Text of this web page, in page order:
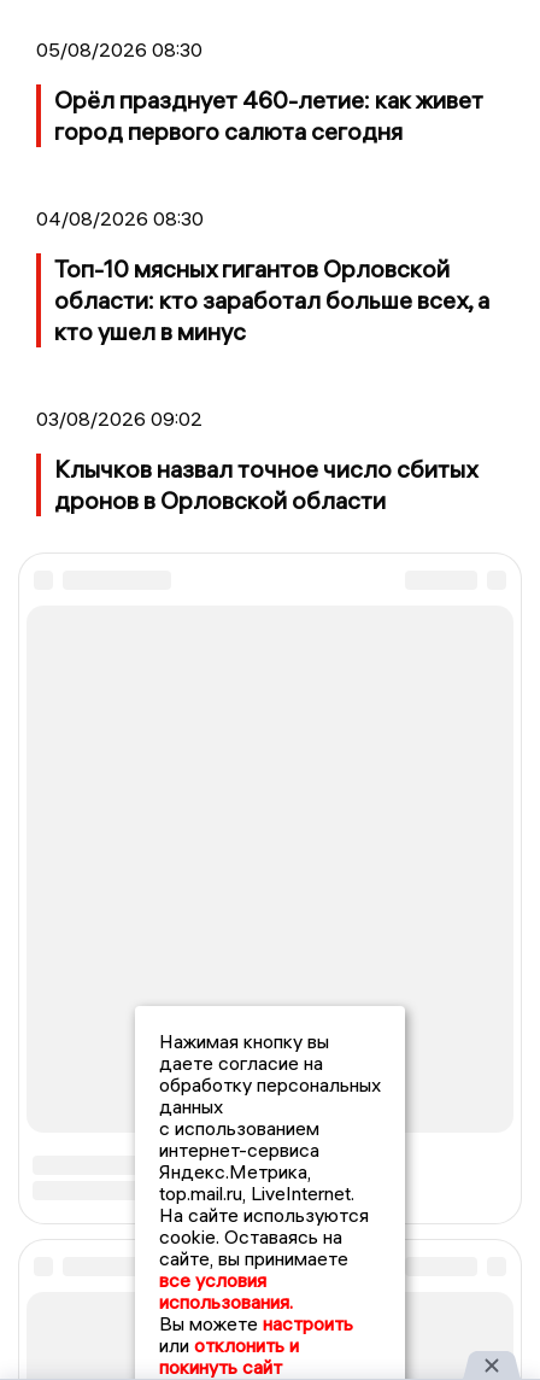
05/08/2026 08:30
Орёл празднует 460-летие: как живет
город первого салюта сегодня
04/08/2026 08:30
Топ-10 мясных гигантов Орловской
области: кто заработал больше всех, а
кто ушел в минус
03/08/2026 09:02
Клычков назвал точное число сбитых
дронов в Орловской области
Нажимая кнопку вы
даете согласие на
обработку персональных
данных
с использованием
интернет-сервиса
Яндекс.Метрика,
top.mail.ru, LiveInternet.
На сайте используются
cookie. Оставаясь на
сайте, вы принимаете
все условия
использования.
Вы можете настроить
или отклонить и
покинуть сайт